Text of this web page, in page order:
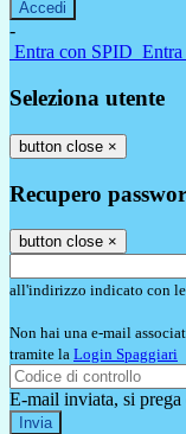
-
Entra con SPID
Seleziona utente
button close ×
Recupero
button close ×
all'indirizzo indicato con
Non hai una e-mail
tramite la Login Spaggiari
E-mail inviata, si